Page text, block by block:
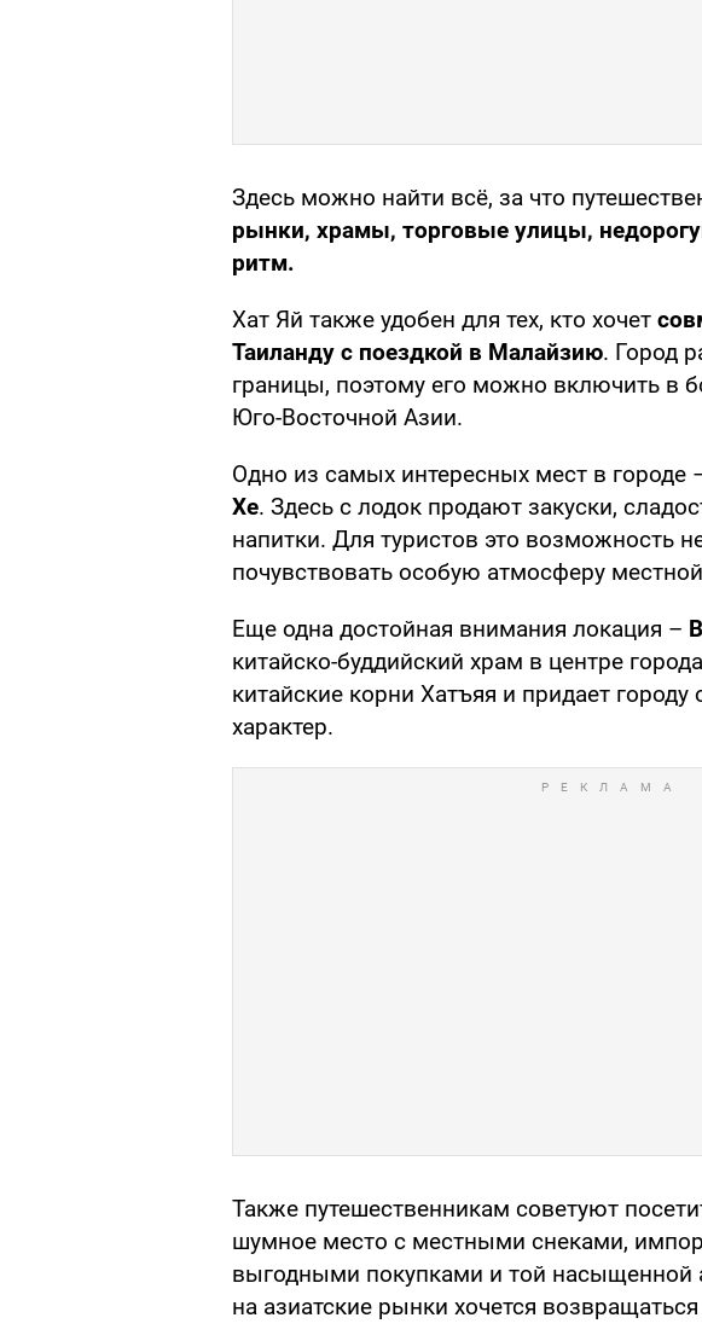
Здесь можно найти всё, за что
рынки, храмы, торговые улицы,
ритм.
Хат Яй также удобен для тех, кто хочет
Таиланду с поездкой в Малайзию. Город
границы, поэтому его можно включить в
Юго-Восточной Азии.
Одно из самых интересных мест в городе
Хе. Здесь с лодок продают закуски,
напитки. Для туристов это возможность
почувствовать особую атмосферу
Еще одна достойная внимания локация –
китайско-буддийский храм в центре
китайские корни Хатъяя и придает
характер.
Также путешественникам советуют
шумное место с местными снеками,
выгодными покупками и той насыщенной
на азиатские рынки хочется